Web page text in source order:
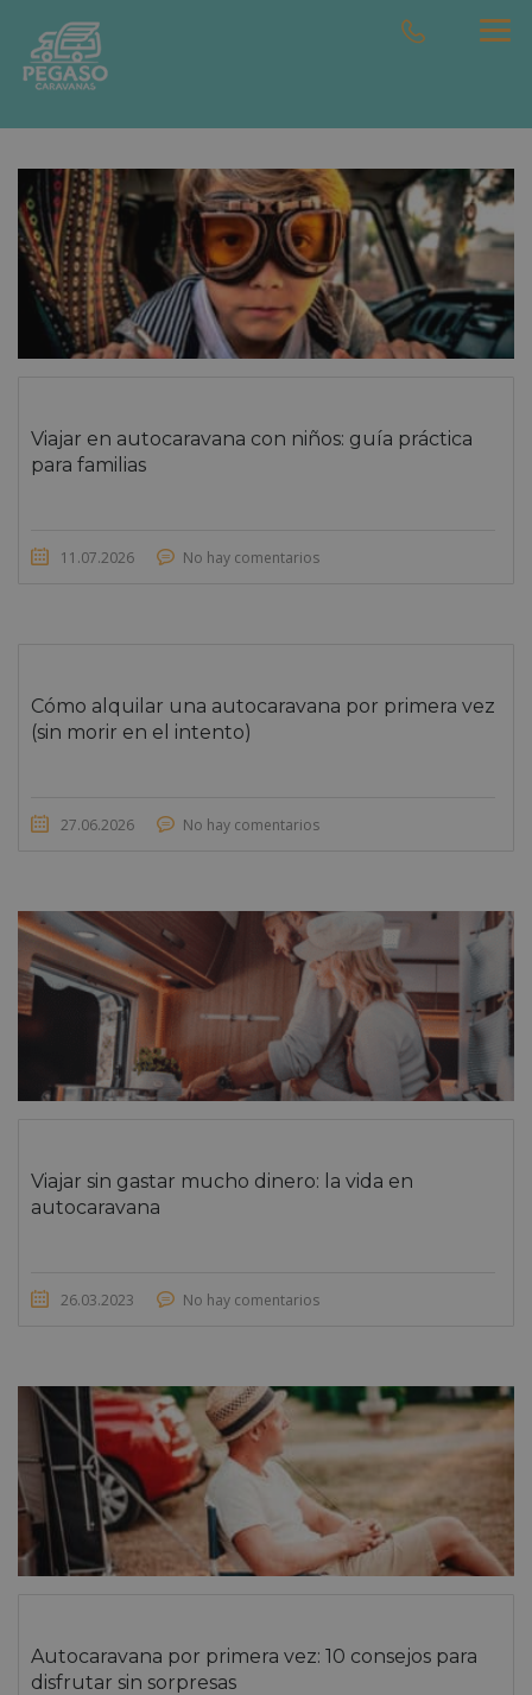
Viajar en autocaravana con niños: guía práctica
para familias
11.07.2026 No hay comentarios
Cómo alquilar una autocaravana por primera vez
(sin morir en el intento)
27.06.2026 No hay comentarios
Viajar sin gastar mucho dinero: la vida en
autocaravana
26.03.2023 No hay comentarios
Autocaravana por primera vez: 10 consejos para
disfrutar sin sorpresas